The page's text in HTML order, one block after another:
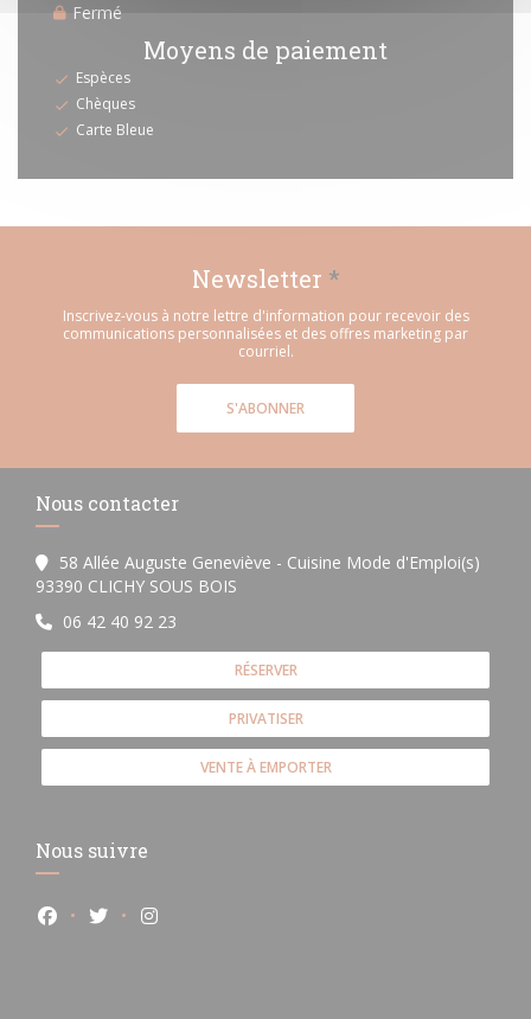
Fermé
Moyens de paiement
Espèces
Chèques
Carte Bleue
Newsletter *
Inscrivez-vous à notre lettre d'information pour recevoir des
communications personnalisées et des offres marketing par
courriel.
S'ABONNER
Nous contacter
58 Allée Auguste Geneviève - Cuisine Mode d'Emploi(s)
93390 CLICHY SOUS BOIS
06 42 40 92 23
RÉSERVER
PRIVATISER
VENTE À EMPORTER
Nous suivre
Facebook ((ouvre une nouvelle fenêtre))
Twitter ((ouvre une nouvelle fenêtre))
Instagram ((ouvre une nouvelle fenêtre))